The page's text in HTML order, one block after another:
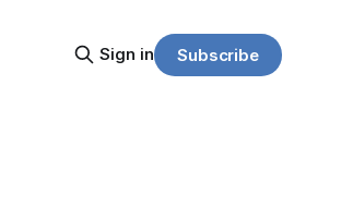
Sign in Subscribe